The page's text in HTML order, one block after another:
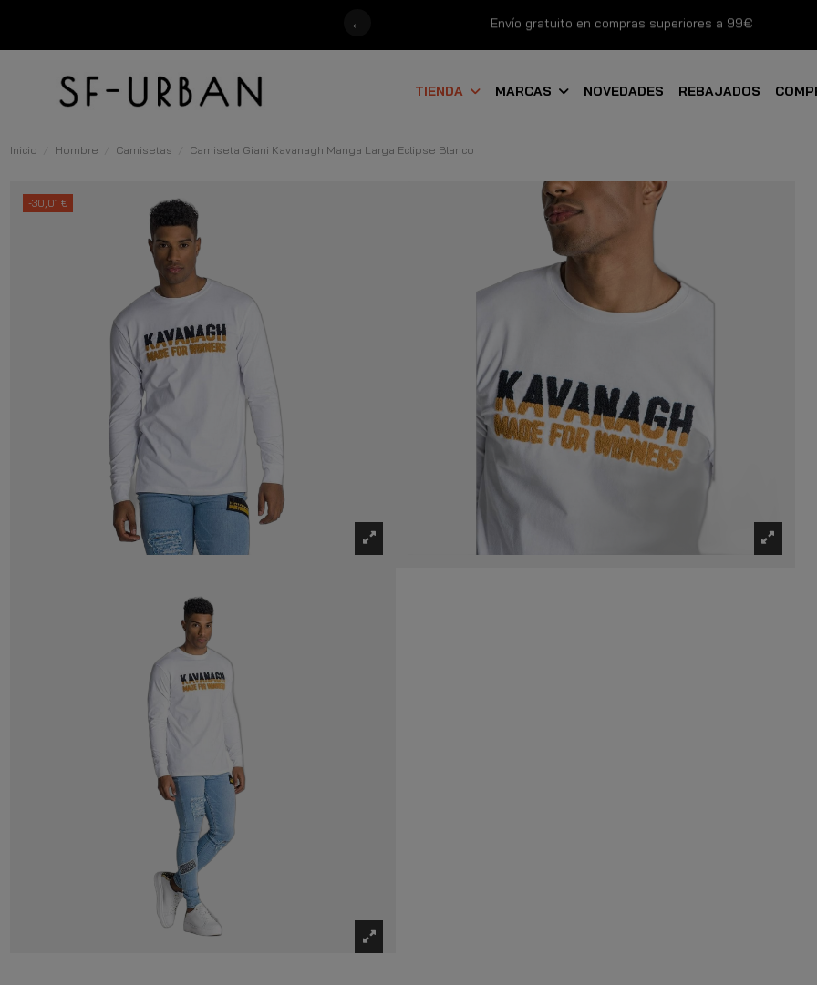
Envío gratuito en compras superiores a 99€
←
TIENDA MARCAS NOVEDADES REBAJADOS
Inicio Hombre Camisetas Camiseta Giani Kavanagh Manga Larga Eclipse Blanco
-30,01 €